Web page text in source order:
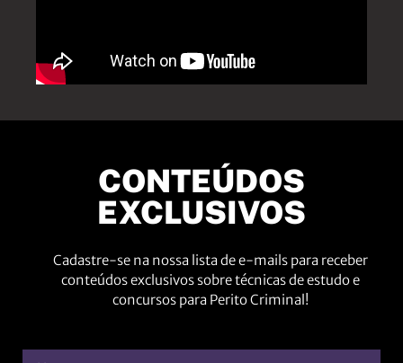
CONTEÚDOS
EXCLUSIVOS
Cadastre-se na nossa lista de e-mails para receber
conteúdos exclusivos sobre técnicas de estudo e
concursos para Perito Criminal!